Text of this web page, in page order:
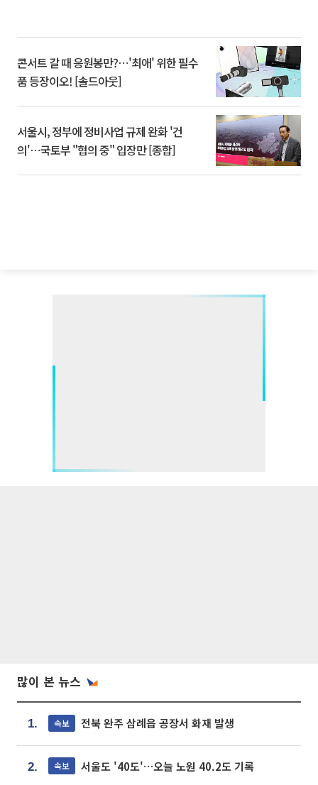
콘서트 갈 때 응원봉만?⋯'최애' 위한 필수
품 등장이오! [솔드아웃]
서울시, 정부에 정비사업 규제 완화 '건
의'⋯국토부 "협의 중" 입장만 [종합]
많이 본 뉴스
1. 속보 전북 완주 삼례읍 공장서 화재 발생
2. 속보 서울도 '40도'…오늘 노원 40.2도 기록